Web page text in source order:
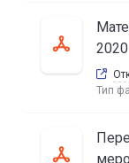
2020
Тип